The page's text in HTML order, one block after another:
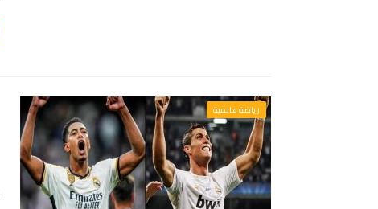
رياضة عالمية